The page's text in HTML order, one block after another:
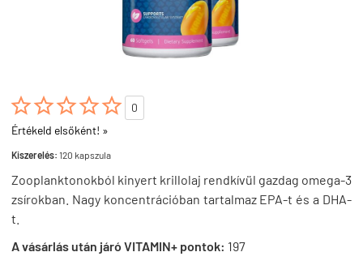

0
Értékeld elsőként! »
Kiszerelés: 120 kapszula
Zooplanktonokból kinyert krillolaj rendkívül gazdag omega-3
zsírokban. Nagy koncentrációban tartalmaz EPA-t és a DHA-
t.
A vásárlás után járó VITAMIN+ pontok: 197